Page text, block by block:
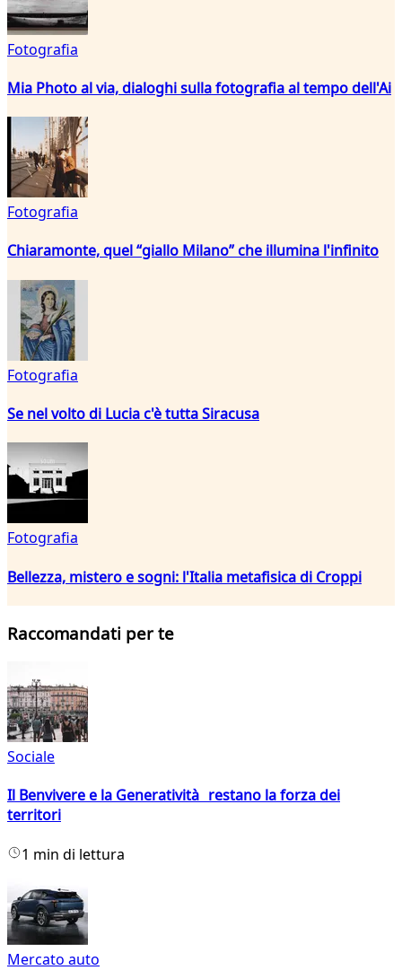
Fotografia
Mia Photo al via, dialoghi sulla fotografia al tempo dell'Ai
Fotografia
Chiaramonte, quel “giallo Milano” che illumina l'infinito
Fotografia
Se nel volto di Lucia c'è tutta Siracusa
Fotografia
Bellezza, mistero e sogni: l'Italia metafisica di Croppi
Raccomandati per te
Sociale
Il Benvivere e la Generatività restano la forza dei
territori
1 min di lettura
Mercato auto